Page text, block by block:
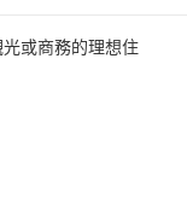
或商務的理想住